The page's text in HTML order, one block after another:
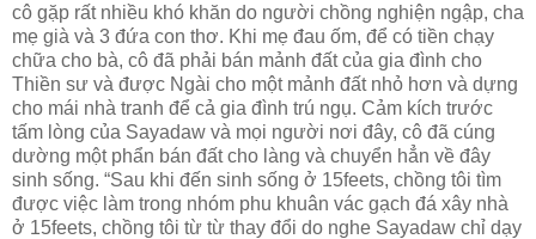
cô gặp rất nhiều khó khăn do người chồng nghiện ngập, cha
mẹ già và 3 đứa con thơ. Khi mẹ đau ốm, để có tiền chạy
chữa cho bà, cô đã phải bán mảnh đất của gia đình cho
Thiền sư và được Ngài cho một mảnh đất nhỏ hơn và dựng
cho mái nhà tranh để cả gia đình trú ngụ. Cảm kích trước
tấm lòng của Sayadaw và mọi người nơi đây, cô đã cúng
dường một phẩn bán đất cho làng và chuyển hẳn về đây
sinh sống. “Sau khi đến sinh sống ở 15feets, chồng tôi tìm
được việc làm trong nhóm phu khuân vác gạch đá xây nhà
ở 15feets, chồng tôi từ từ thay đổi do nghe Sayadaw chỉ dạy